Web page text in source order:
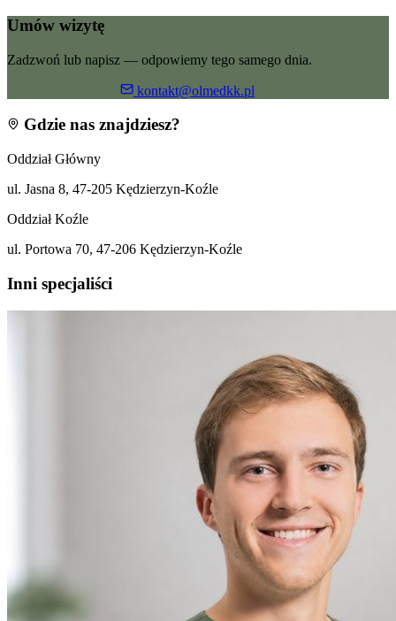
Umów wizytę
Zadzwoń lub napisz — odpowiemy tego samego dnia.
kontakt@olmedkk.pl
Gdzie nas znajdziesz?
Oddział Główny
ul. Jasna 8, 47-205 Kędzierzyn-Koźle
Oddział Koźle
ul. Portowa 70, 47-206 Kędzierzyn-Koźle
Inni specjaliści